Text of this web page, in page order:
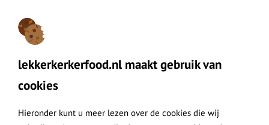
lekkerkerkerfood.nl maakt gebruik van
cookies
Hieronder kunt u meer lezen over de cookies die wij
Lekkerkerker Food maakt onderdeel uit van de Lekkerkerker Group